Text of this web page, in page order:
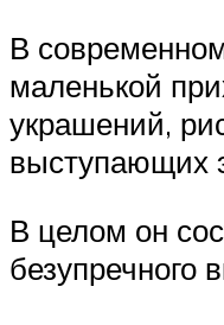
В
маленькой
украшений,
выступающих
В целом он
безупречного